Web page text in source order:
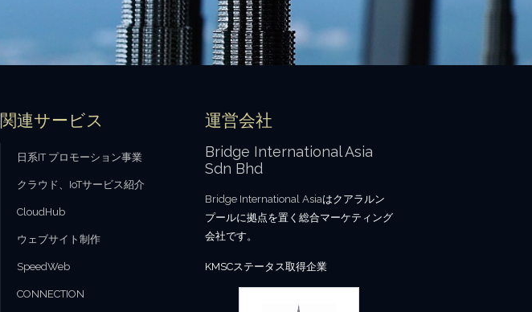
関連サービス
日系IT プロモーション事業
クラウド、IoTサービス紹介
CloudHub
ウェブサイト制作
SpeedWeb
CONNECTION
運営会社
Bridge International Asia
Sdn Bhd
Bridge International Asiaはクアラルン
プールに拠点を置く総合マーケティング
会社です。
KMSCステータス取得企業